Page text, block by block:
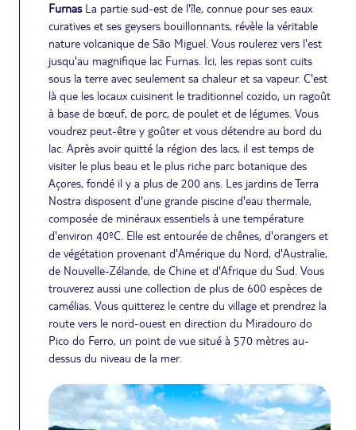
FurnasLa partie sud-est de l'île, connue pour ses eaux
curatives et ses geysers bouillonnants, révèle la véritable
nature volcanique de São Miguel. Vous roulerez vers l'est
jusqu'au magnifique lac Furnas. Ici, les repas sont cuits
sous la terre avec seulement sa chaleur et sa vapeur. C'est
là que les locaux cuisinent le traditionnel cozido, un ragoût
à base de bœuf, de porc, de poulet et de légumes. Vous
voudrez peut-être y goûter et vous détendre au bord du
lac. Après avoir quitté la région des lacs, il est temps de
visiter le plus beau et le plus riche parc botanique des
Açores, fondé il y a plus de 200 ans. Les jardins de Terra
Nostra disposent d'une grande piscine d'eau thermale,
composée de minéraux essentiels à une température
d'environ 40ºC. Elle est entourée de chênes, d'orangers et
de végétation provenant d'Amérique du Nord, d'Australie,
de Nouvelle-Zélande, de Chine et d'Afrique du Sud. Vous
trouverez aussi une collection de plus de 600 espèces de
camélias. Vous quitterez le centre du village et prendrez la
route vers le nord-ouest en direction du Miradouro do
Pico do Ferro, un point de vue situé à 570 mètres au-
dessus du niveau de la mer.